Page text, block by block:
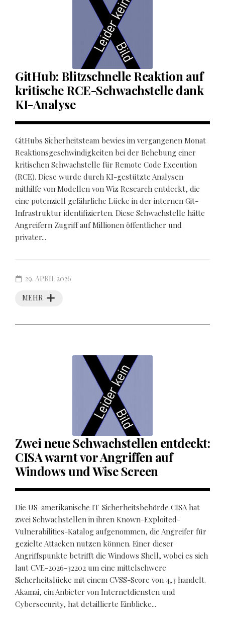
GitHub: Blitzschnelle Reaktion auf
kritische RCE-Schwachstelle dank
KI-Analyse
GitHubs Sicherheitsteam bewies im vergangenen Monat
Reaktionsgeschwindigkeiten bei der Behebung einer
kritischen Schwachstelle für Remote Code Execution
(RCE). Diese wurde durch KI-gestützte Analysen
mithilfe von Modellen von Wiz Research entdeckt, die
eine potenziell gefährliche Lücke in der internen Git-
Infrastruktur identifizierten. Diese Schwachstelle hätte
Angreifern Zugriff auf Millionen öffentlicher und
privater...
MEHR
29. APRIL 2026
Zwei neue Schwachstellen entdeckt:
CISA warnt vor Angriffen auf
Windows und Wise Screen
Die US-amerikanische IT-Sicherheitsbehörde CISA hat
zwei Schwachstellen in ihren Known-Exploited-
Vulnerabilities-Katalog aufgenommen, die Angreifer für
gezielte Attacken nutzen können. Einer dieser
Angriffspunkte betrifft die Windows Shell, wobei es sich
laut CVE-2026-32202 um eine mittelschwere
Sicherheitslücke mit einem CVSS-Score von 4,3 handelt.
Akamai, ein Anbieter von Internetdiensten und
Cybersecurity, hat detaillierte Einblicke...